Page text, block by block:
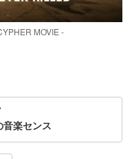
MOVIE -
楽センス